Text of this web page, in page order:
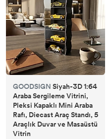
GOODSIGN Siyah-3D 1:64
Araba Sergileme Vitrini,
Pleksi Kapaklı Mini Araba
Rafı, Diecast Araç Standı, 5
Araçlık Duvar ve Masaüstü
Vitrin